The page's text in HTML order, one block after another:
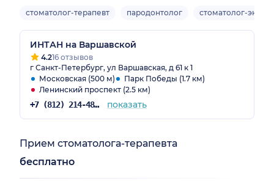
стоматолог-терапевт пародонтолог стоматолог-
ИНТАН на Варшавской
4.216 отзывов
г Санкт-Петербург, ул Варшавская, д 61 к 1
Московская (500 м)
Парк Победы (1.7 км)
Ленинский проспект (2.5 км)
+7 (812) 214-48-61 показать
Прием стоматолога-терапевта
бесплатно